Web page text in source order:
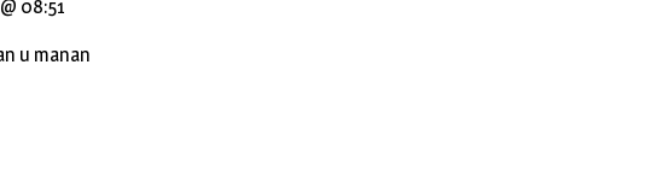
08:51
u manan